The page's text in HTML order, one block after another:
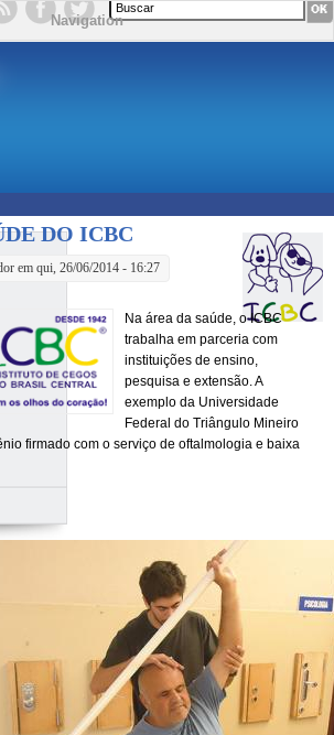
NavigationFormulário de busca
DO ICBC
em qui, 26/06/2014 - 16:27
Na área da saúde, o ICBC
trabalha em parceria com
instituições de ensino,
pesquisa e extensão. A
exemplo da Universidade
Federal do Triângulo Mineiro
firmado com o serviço de oftalmologia e baixa